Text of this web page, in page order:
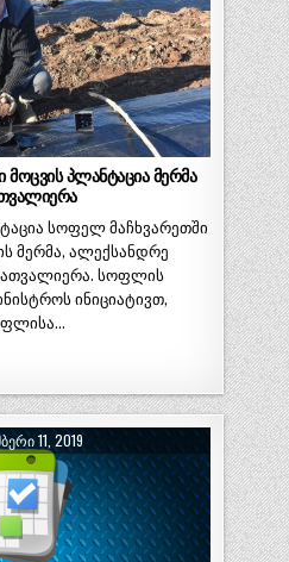
პლანტაცია მერმა
სოფელ მაჩხვარეთში
მერმა, ალექსანდრე
სოფლის
ინიციატივთ,
11, 2019